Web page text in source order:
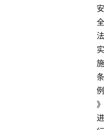
安
全
法
实
施
条
例
》
进